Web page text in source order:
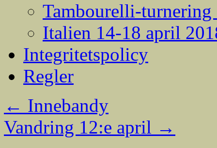
Tambourelli-turnering
Italien 14-18 april
Integritetspolicy
Regler
← Innebandy
Vandring 12:e april →